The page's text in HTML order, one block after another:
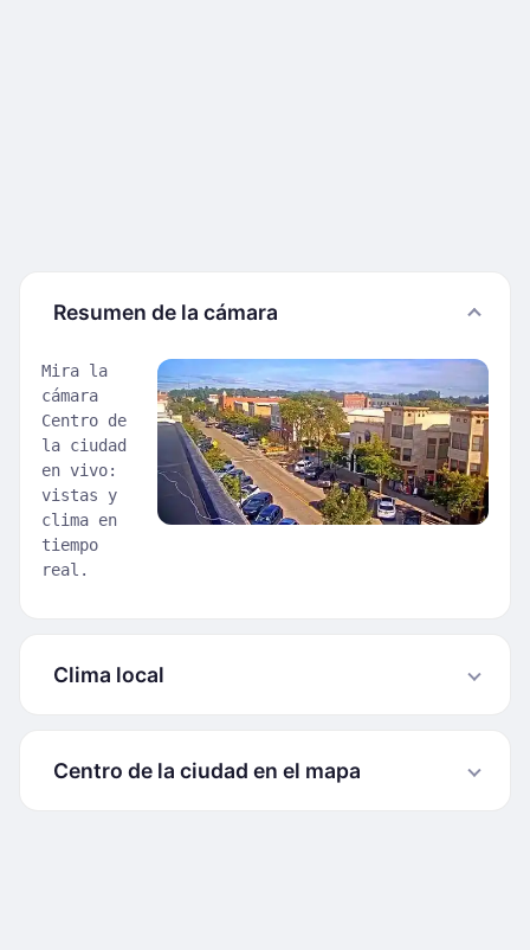
Resumen de la cámara
Mira la
cámara
Centro de
la ciudad
en vivo:
vistas y
clima en
tiempo
real.
Clima local
Centro de la ciudad en el mapa